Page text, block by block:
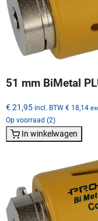
51 mm BiMetal
€ 21,95 incl. BTW € 18,14
Op voorraad (2)
In winkelwagen